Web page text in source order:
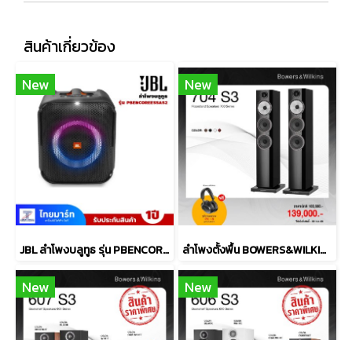
สินค้าเกี่ยวข้อง
New
JBL ลำโพงบลูทูธ รุ่น PBENCOREESSAS2-Black
New
ลำโพงตั้งพื้น BOWERS&WILKINS รุ่น 704 S3
New New